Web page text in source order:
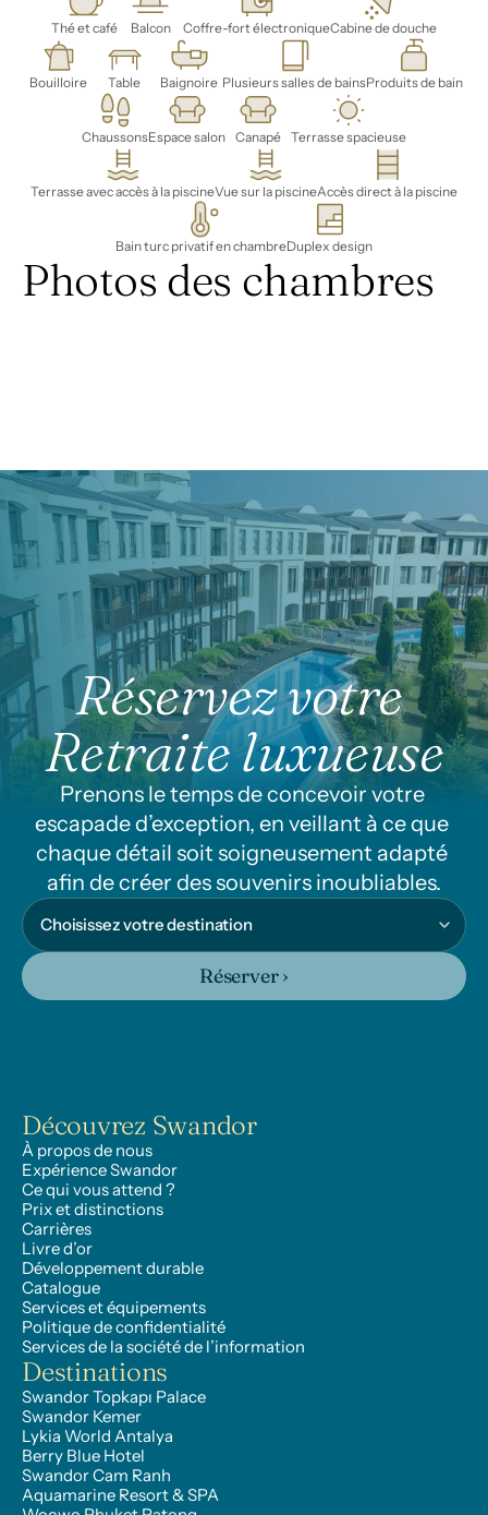
Thé et café Balcon Coffre-fort électroniqueCabine de douche
Bouilloire Table Baignoire Plusieurs salles de bainsProduits de bain
ChaussonsEspace salon Canapé Terrasse spacieuse
Terrasse avec accès à la piscineVue sur la piscineAccès direct à la piscine
Bain turc privatif en chambreDuplex design
Photos des chambres
Réservez votre
Retraite luxueuse
Prenons le temps de concevoir votre
escapade d’exception, en veillant à ce que
chaque détail soit soigneusement adapté
afin de créer des souvenirs inoubliables.
Réserver ›
Découvrez Swandor
À propos de nous
Expérience Swandor
Ce qui vous attend ?
Prix et distinctions
Carrières
Livre d’or
Développement durable
Catalogue
Services et équipements
Politique de confidentialité
Services de la société de l’information
Destinations
Swandor Topkapı Palace
Swandor Kemer
Lykia World Antalya
Berry Blue Hotel
Swandor Cam Ranh
Aquamarine Resort & SPA